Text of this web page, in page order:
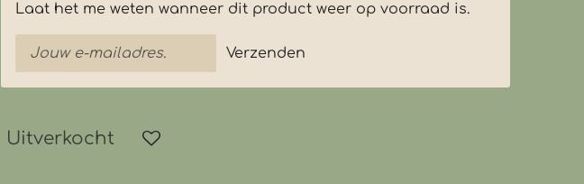
Laat het me weten wanneer dit product weer op voorraad is.
Verzenden
Uitverkocht